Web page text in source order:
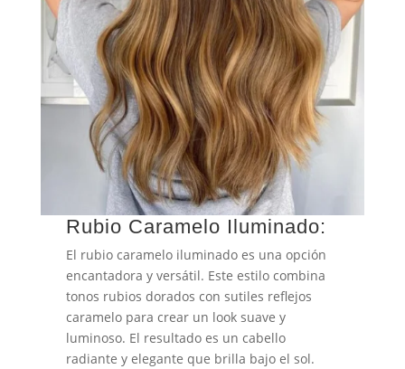
Rubio Caramelo Iluminado:
El rubio caramelo iluminado es una opción
encantadora y versátil. Este estilo combina
tonos rubios dorados con sutiles reflejos
caramelo para crear un look suave y
luminoso. El resultado es un cabello
radiante y elegante que brilla bajo el sol.